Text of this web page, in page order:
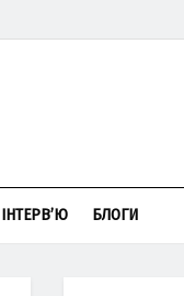
ІНТЕРВ’Ю БЛОГИ